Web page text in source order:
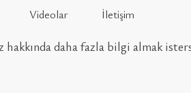
Videolar İletişim
daha fazla bilgi almak